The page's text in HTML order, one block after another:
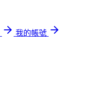
我的帳號